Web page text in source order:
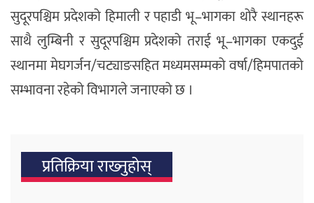
सुदूरपश्चिम प्रदेशको हिमाली र पहाडी भू–भागका थोरै स्थानहरू
साथै लुम्बिनी र सुदूरपश्चिम प्रदेशको तराई भू–भागका एकदुई
स्थानमा मेघगर्जन/चट्याङसहित मध्यमसम्मको वर्षा/हिमपातको
सम्भावना रहेको विभागले जनाएको छ ।
प्रतिक्रिया राख्‍नुहोस्